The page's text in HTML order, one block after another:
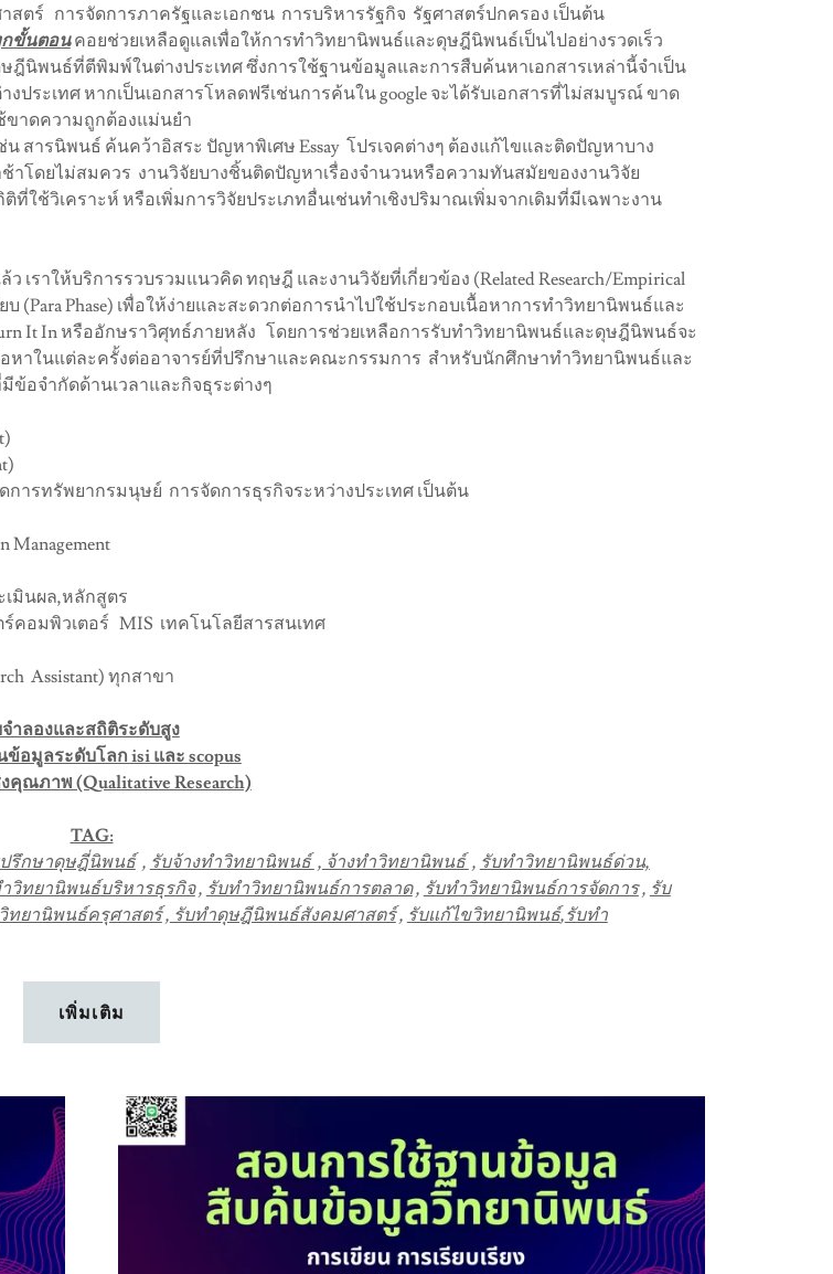
ตร์ การจัดการภาครัฐและเอกชน การบริหารรัฐกิจ รัฐศาสตร์ปกครอง เป็นต้น
กขั้นตอนคอยช่วยเหลือดูแลเพื่อให้การทำวิทยานิพนธ์และดุษฎีนิพนธ์เป็นไปอย่างรวดเร็ว
ฎีนิพนธ์ที่ตีพิมพ์ในต่างประเทศ ซึ่งการใช้ฐานข้อมูลและการสืบค้นหาเอกสารเหล่านี้จำเป็น
ระเทศ หากเป็นเอกสารโหลดฟรีเช่นการค้นใน google จะได้รับเอกสารที่ไม่สมบูรณ์ ขาด
ขาดความถูกต้องแม่นยำ
น สารนิพนธ์ ค้นคว้าอิสระ ปัญหาพิเศษ Essay โปรเจคต่างๆ ต้องแก้ไขและติดปัญหาบาง
าโดยไม่สมควร งานวิจัยบางชิ้นติดปัญหาเรื่องจำนวนหรือความทันสมัยของงานวิจัย
ที่ใช้วิเคราะห์ หรือเพิ่มการวิจัยประเภทอื่นเช่นทำเชิงปริมาณเพิ่มจากเดิมที่มีเฉพาะงาน
าให้บริการรวบรวมแนวคิด ทฤษฎี และงานวิจัยที่เกี่ยวข้อง (Related Research/Empirical
บ (Para Phase) เพื่อให้ง่ายและสะดวกต่อการนำไปใช้ประกอบเนื้อหาการทำวิทยานิพนธ์และ
It In หรืออักษราวิศุทธ์ภายหลัง โดยการช่วยเหลือการรับทำวิทยานิพนธ์และดุษฎีนิพนธ์จะ
หาในแต่ละครั้งต่ออาจารย์ที่ปรึกษาและคณะกรรมการ สำหรับนักศึกษาทำวิทยานิพนธ์และ
อจำกัดด้านเวลาและกิจธุระต่างๆ
ารทรัพยากรมนุษย์ การจัดการธุรกิจระหว่างประเทศ เป็นต้น
มินผล,หลักสูตร
อมพิวเตอร์ MIS เทคโนโลยีสารสนเทศ
Assistant) ทุกสาขา
ลองและสถิติระดับสูง
มูลระดับโลก isi และ scopus
คุณภาพ (Qualitative Research)
TAG:
รึกษาดุษฎี่นิพนธ์, รับจ้างทำวิทยานิพนธ์ , จ้างทำวิทยานิพนธ์ , รับทำวิทยานิพนธ์ด่วน,
วิทยานิพนธ์บริหารธุรกิจ, รับทำวิทยานิพนธ์การตลาด, รับทำวิทยานิพนธ์การจัดการ, รับ
ทยานิพนธ์ครุศาสตร์, รับทำดุษฎีนิพนธ์สังคมศาสตร์, รับแก้ไขวิทยานิพนธ์,รับทำ
เพิ่มเติม